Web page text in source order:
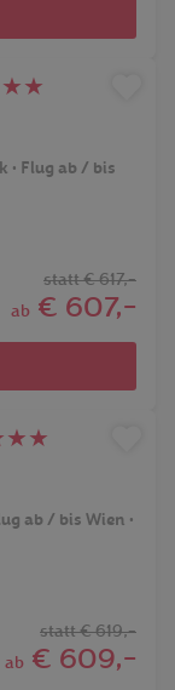
• Flug ab / bis
statt€ 617,-
ab € 607,-
ab / bis Wien •
statt€ 619,-
ab € 609,-